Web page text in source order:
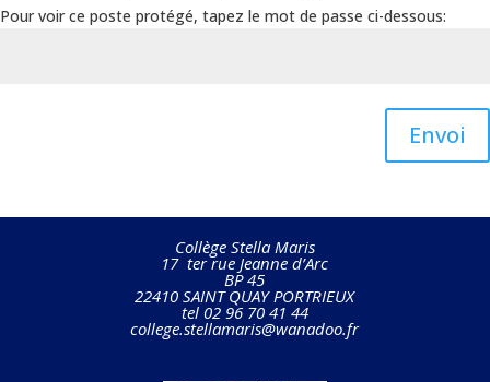
Pour voir ce poste protégé, tapez le mot de passe ci-dessous:
Envoi
Collège Stella Maris
17 ter rue Jeanne d’Arc
BP 45
22410 SAINT QUAY PORTRIEUX
tel 02 96 70 41 44
college.stellamaris@wanadoo.fr